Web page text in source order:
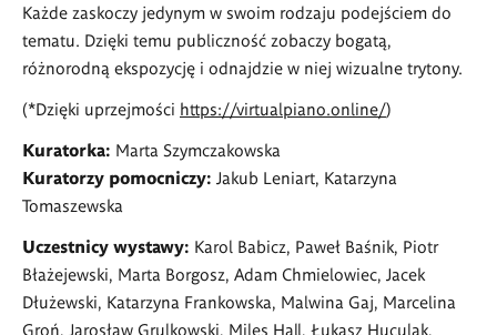
Każde zaskoczy jedynym w swoim rodzaju podejściem do
tematu. Dzięki temu publiczność zobaczy bogatą,
różnorodną ekspozycję i odnajdzie w niej wizualne trytony.
(*Dzięki uprzejmości https://virtualpiano.online/)
Kuratorka: Marta Szymczakowska
Kuratorzy pomocniczy: Jakub Leniart, Katarzyna
Tomaszewska
Uczestnicy wystawy: Karol Babicz, Paweł Baśnik, Piotr
Błażejewski, Marta Borgosz, Adam Chmielowiec, Jacek
Dłużewski, Katarzyna Frankowska, Malwina Gaj, Marcelina
Groń, Jarosław Grulkowski, Miles Hall, Łukasz Huculak,